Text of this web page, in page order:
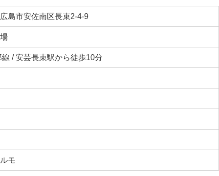
島市安佐南区長束2-4-9
/ 安芸長束駅から徒歩10分
モ